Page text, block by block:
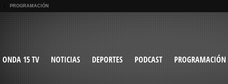
PROGRAMACIÓN
ONDA 15 TV NOTICIAS DEPORTES PODCAST PROGRAMACIÓN